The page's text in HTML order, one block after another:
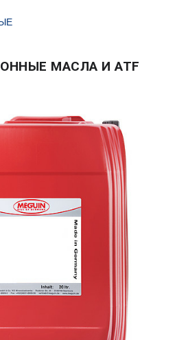
МАСЛА И ATF